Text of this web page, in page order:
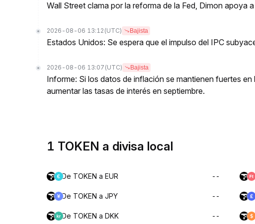
Wall Street clama por la reforma de la Fed, Dimon apoya
2026-08-06 13:12 (UTC) Bajista
Estados Unidos: Se espera que el impulso del IPC
2026-08-06 13:07 (UTC) Bajista
Informe: Si los datos de inflación se mantienen fuertes
aumentar las tasas de interés en septiembre.
1 TOKEN a divisa local
De TOKEN a EUR --
De TOKEN a JPY --
De TOKEN a DKK --